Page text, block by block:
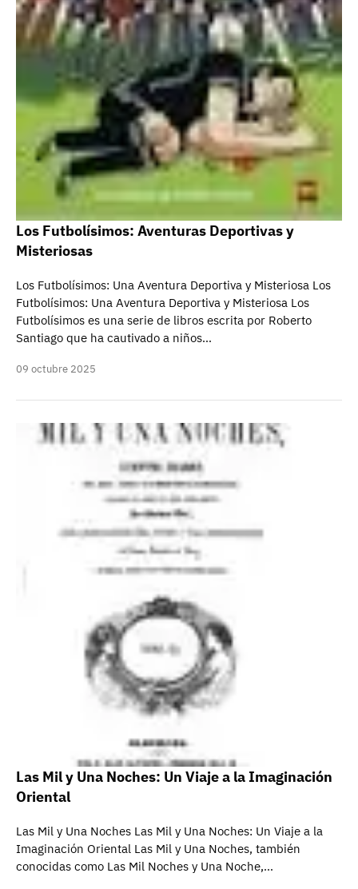
Los Futbolísimos: Aventuras Deportivas y
Misteriosas
Los Futbolísimos: Una Aventura Deportiva y Misteriosa Los
Futbolísimos: Una Aventura Deportiva y Misteriosa Los
Futbolísimos es una serie de libros escrita por Roberto
Santiago que ha cautivado a niños…
09 octubre 2025
Las Mil y Una Noches: Un Viaje a la Imaginación
Oriental
Las Mil y Una Noches Las Mil y Una Noches: Un Viaje a la
Imaginación Oriental Las Mil y Una Noches, también
conocidas como Las Mil Noches y Una Noche,…